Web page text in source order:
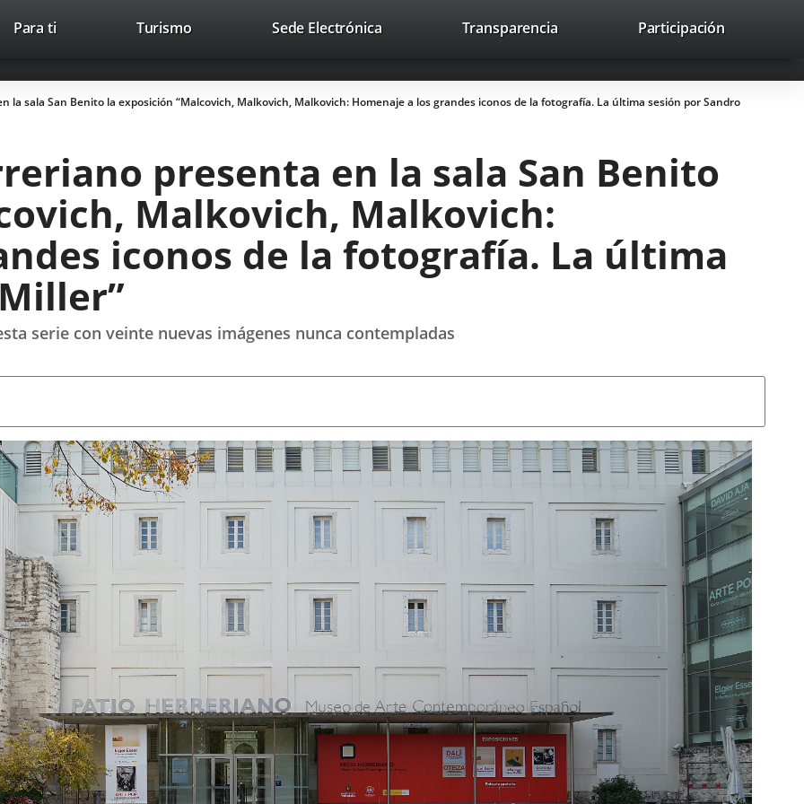
Trabaja con nosotros Contacto avaHeaderSocial
Link
external
application.
Link
external
application.
Link
external
application.
Search
Para ti TurismoThis
open
in
up
window.
Sede ElectrónicaLink
application.
Transparencia Participación
la sala San Benito la exposición “Malcovich, Malkovich, Malkovich: Homenaje a los grandes iconos de la fotografía. La última sesión por Sandro
presenta en la sala San Benito
Malkovich, Malkovich:
iconos de la fotografía. La última
serie con veinte nuevas imágenes nunca contempladas